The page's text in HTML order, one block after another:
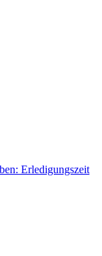
Erledigungszeit